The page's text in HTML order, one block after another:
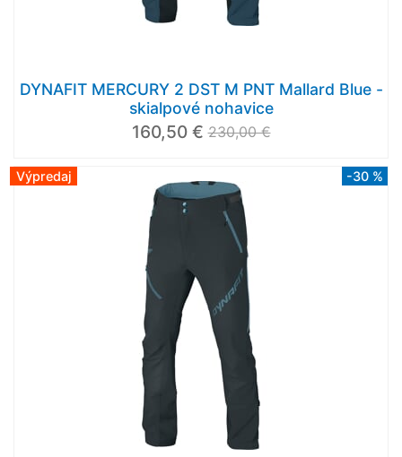
DYNAFIT MERCURY 2 DST M PNT Mallard Blue -
skialpové nohavice
160,50 € 230,00 €
Výpredaj -30 %